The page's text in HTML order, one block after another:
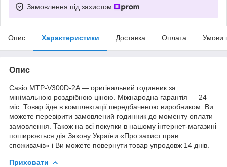
Замовлення під захистом
Опис Характеристики Доставка Оплата Умови
Опис
Casio MTP-V300D-2A — оригінальний годинник за
мінімальною роздрібною ціною. Міжнародна гарантія — 24
міс. Товар йде в комплектації передбаченою виробником. Ви
можете перевірити замовлений годинник до моменту оплати
замовлення. Також на всі покупки в нашому інтернет-магазині
поширюється дія Закону України «Про захист прав
споживачів» і Ви можете повернути товар упродовж 14 днів.
Приховати